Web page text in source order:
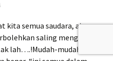
kita semua saudara, ajaran
saling mengoreksi,
lah….!Mudah-mudahan